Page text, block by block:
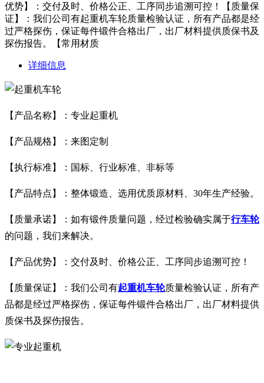
优势】：交付及时、价格公正、工序同步追溯可控！【质量保
证】：我们公司有起重机车轮质量检验认证，所有产品都是经
过严格探伤，保证每件锻件合格出厂，出厂材料提供质保书及
探伤报告。【常用材质
详细信息
【产品名称】：专业起重机
【产品规格】：来图定制
【执行标准】：国标、行业标准、非标等
【产品特点】：整体锻造、选用优质原材料、30年生产经验。
【质量承诺】：如有锻件质量问题，经过检验确实属于行车轮
的问题，我们来解决。
【产品优势】：交付及时、价格公正、工序同步追溯可控！
【质量保证】：我们公司有起重机车轮质量检验认证，所有产
品都是经过严格探伤，保证每件锻件合格出厂，出厂材料提供
质保书及探伤报告。